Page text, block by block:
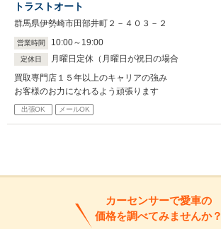
トラストオート
群馬県伊勢崎市田部井町２－４０３－２
営業時間 10:00～ 19:00
定休日
月曜日定休（月曜日が祝日の場合
買取専門店１５年以上のキャリアの強み
お客様のお力になれるよう頑張ります
出張OK メールOK
カーセンサーで愛車の
価格を調べてみませんか？